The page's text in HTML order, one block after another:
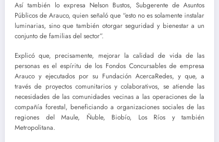
Así también lo expresa Nelson Bustos, Subgerente de Asuntos
Públicos de Arauco, quien señaló que “esto no es solamente instalar
luminarias, sino que también otorgar seguridad y bienestar a un
conjunto de familias del sector”.
Explicó que, precisamente, mejorar la calidad de vida de las
personas es el espíritu de los Fondos Concursables de empresa
Arauco y ejecutados por su Fundación AcercaRedes, y que, a
través de proyectos comunitarios y colaborativos, se atiende las
necesidades de las comunidades vecinas a las operaciones de la
compañía forestal, beneficiando a organizaciones sociales de las
regiones del Maule, Ñuble, Biobío, Los Ríos y también
Metropolitana.